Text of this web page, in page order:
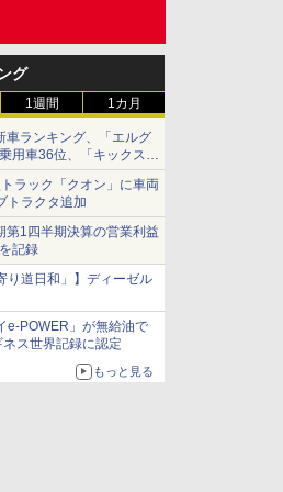
グ
1週間 1カ月
車ランキング、「エルグ
用車36位、「キックス」
ラック「クオン」に車両
トラクタ追加
第1四半期決算の営業利益
記録
り道日和」】ディーゼル
e-POWER」が無給油で
ス世界記録に認定
もっと見る